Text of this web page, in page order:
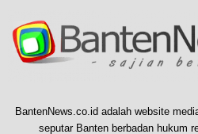
BantenNews.co.id adalah website
seputar Banten berbadan hukum